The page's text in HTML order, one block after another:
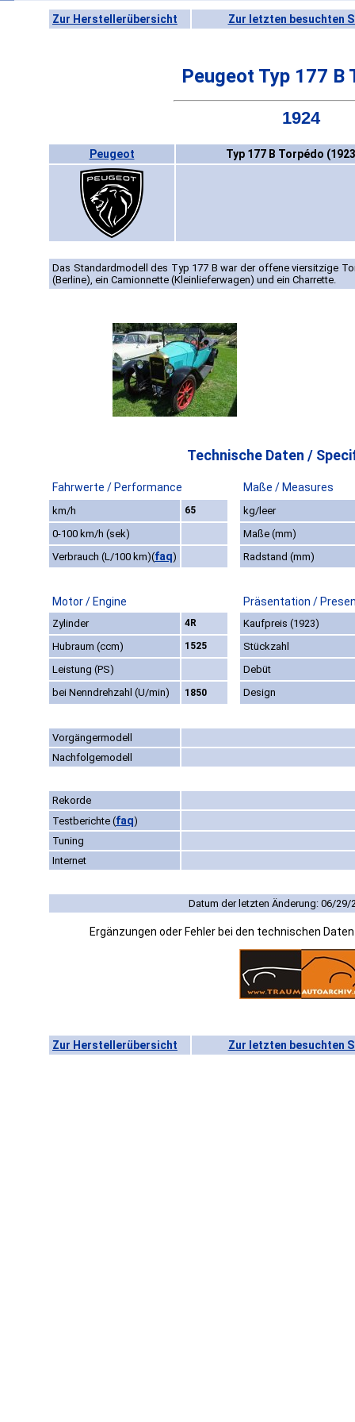
Zur Herstellerübersicht Zur letzten besuchten
Peugeot Typ 177 B
1924
Peugeot Typ 177 B Torpédo
Das Standardmodell des Typ 177 B war der offene viersitzige
(Berline), ein Camionnette (Kleinlieferwagen) und ein Charrette.
Technische Daten /
Fahrwerte / Performance Maße / Measures
km/h 65
kg/leer
0-100 km/h (sek)
Maße (mm)
Verbrauch (L/100 km)(faq) Radstand (mm)
Motor / Engine Präsentation /
Zylinder 4R
Kaufpreis (1923)
Hubraum (ccm)
1525
Stückzahl
Leistung (PS)
Debüt
bei Nenndrehzahl (U/min)
1850 Design
Vorgängermodell
Nachfolgemodell
Rekorde
Testberichte (faq)
Tuning
Internet
Datum der letzten Änderung: 06/29/
Ergänzungen oder Fehler bei den technischen
Zur Herstellerübersicht Zur letzten besuchten